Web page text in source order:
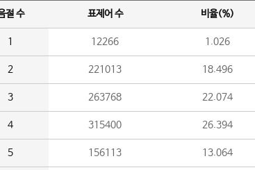
절 수 표제어 수 비율(%)
1 12266 1.026
2 221013 18.496
3 263768 22.074
4 315400 26.394
5 156113 13.064